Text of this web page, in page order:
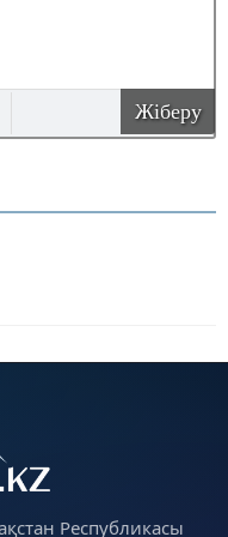
Жіберу
Республикасы